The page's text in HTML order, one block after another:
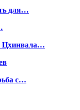
для…
Цхинвала…
с…